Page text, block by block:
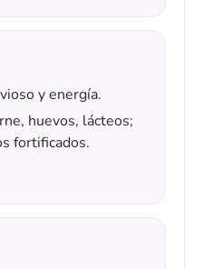
y energía.
huevos, lácteos;
fortificados.